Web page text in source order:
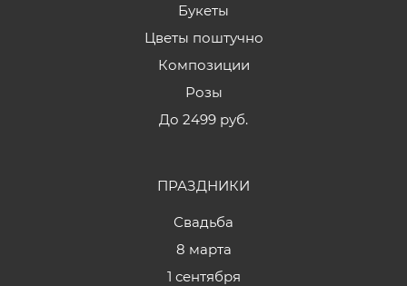
Букеты
Цветы поштучно
Композиции
Розы
До 2499 руб.
ПРАЗДНИКИ
Свадьба
8 марта
1 сентября